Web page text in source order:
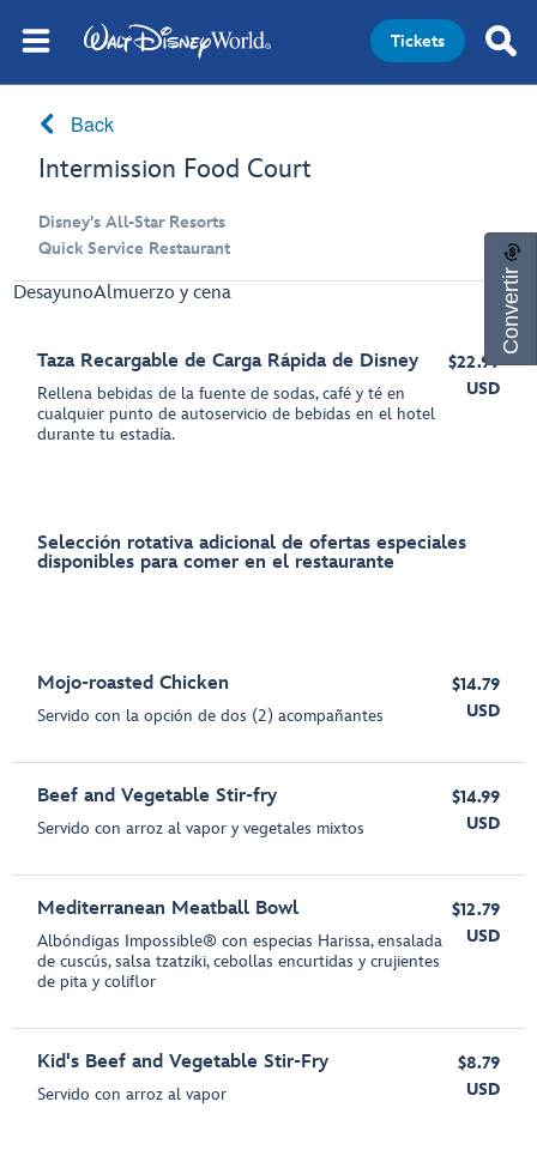
Tickets
Back
Intermission Food Court
Disney's All-Star Resorts
Quick Service Restaurant
DesayunoAlmuerzo y cena
Taza Recargable de Carga Rápida de Disney
Rellena bebidas de la fuente de sodas, café y té en
cualquier punto de autoservicio de bebidas en el hotel
durante tu estadía.
$22.99
USD
Selección rotativa adicional de ofertas especiales
disponibles para comer en el restaurante
Mojo-roasted Chicken
Servido con la opción de dos (2) acompañantes
$14.79
USD
Beef and Vegetable Stir-fry
Servido con arroz al vapor y vegetales mixtos
$14.99
USD
Mediterranean Meatball Bowl
Albóndigas Impossible® con especias Harissa, ensalada
de cuscús, salsa tzatziki, cebollas encurtidas y crujientes
de pita y coliflor
$12.79
USD
Kid's Beef and Vegetable Stir-Fry
Servido con arroz al vapor
$8.79
USD
Convertir